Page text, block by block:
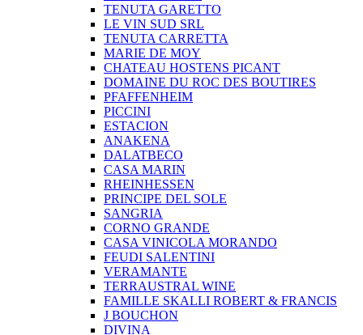
TENUTA GARETTO
LE VIN SUD SRL
TENUTA CARRETTA
MARIE DE MOY
CHATEAU HOSTENS PICANT
DOMAINE DU ROC DES BOUTIRES
PFAFFENHEIM
PICCINI
ESTACION
ANAKENA
DALATBECO
CASA MARIN
RHEINHESSEN
PRINCIPE DEL SOLE
SANGRIA
CORNO GRANDE
CASA VINICOLA MORANDO
FEUDI SALENTINI
VERAMANTE
TERRAUSTRAL WINE
FAMILLE SKALLI ROBERT & FRANCIS
J BOUCHON
DIVINA